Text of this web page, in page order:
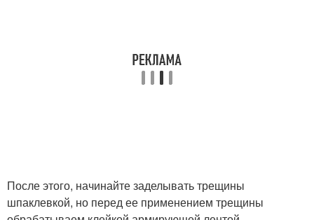
После этого, начинайте заделывать трещины
шпаклевкой, но перед ее применением трещины